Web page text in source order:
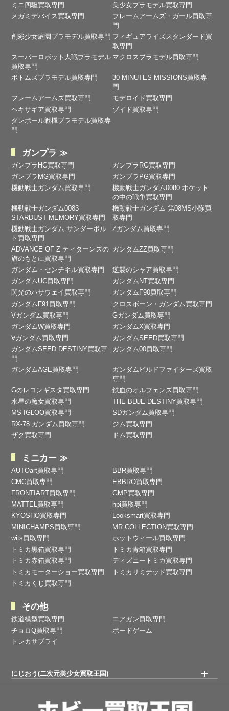
ミニ四駆買取専門
美少女プラモデル買取専門
メガミデバイス買取専門
フレームアームズ・ガール買取専
門
創彩少女庭園プラモデル買取専門 フィギュアライズスタンダード買
取専門
スーパーロボット大戦プラモデル
買取専門
マクロスプラモデル買取専門
ボトムズプラモデル買取専門
30 MINUTES MISSIONS買取専
門
フレームアームズ買取専門
モデロイド買取専門
ヘキサギア買取専門
ゾイド買取専門
ダンボール戦機プラモデル買取専
門
ガンプラ ≫
ガンプラHG買取専門
ガンプラRG買取専門
ガンプラMG買取専門
ガンプラPG買取専門
機動戦士ガンダム買取専門
機動戦士ガンダム0080 ポケット
の中の戦争買取専門
機動戦士ガンダム0083
STARDUST MEMORY買取専門
機動戦士ガンダム 第08MS小隊買
取専門
機動戦士ガンダム サンダーボル
ト買取専門
Zガンダム買取専門
ADVANCE OF Ζ ティターンズの
旗のもとに買取専門
ガンダムZZ買取専門
ガンダム・センチネル買取専門
逆襲のシャア買取専門
ガンダムUC買取専門
ガンダムNT買取専門
閃光のハサウェイ買取専門
ガンダムF90買取専門
ガンダムF91買取専門
クロスボーン・ガンダム買取専門
Vガンダム買取専門
Gガンダム買取専門
ガンダムW買取専門
ガンダムX買取専門
∀ガンダム買取専門
ガンダムSEED買取専門
ガンダムSEED DESTINY買取専
門
ガンダム00買取専門
ガンダムAGE買取専門
ガンダムビルドファイターズ買取
専門
Gのレコンギスタ買取専門
鉄血のオルフェンズ買取専門
水星の魔女買取専門
THE BLUE DESTINY買取専門
MS IGLOO買取専門
SDガンダム買取専門
RX-78 ガンダム買取専門
ジム買取専門
ザク買取専門
ドム買取専門
ミニカー ≫
AUTOart買取専門
BBR買取専門
CMC買取専門
EBBRO買取専門
FRONTIART買取専門
GMP買取専門
MATTEL買取専門
hpi買取専門
KYOSHO買取専門
Looksmart買取専門
MINICHAMPS買取専門
MR COLLECTION買取専門
wits買取専門
ホットウィール買取専門
トミカ黒箱買取専門
トミカ青箱買取専門
トミカ赤箱買取専門
ディズニートミカ買取専門
トミカモーターショー買取専門
トミカリミテッド買取専門
トミカくじ買取専門
その他
鉄道模型買取専門
エアガン買取専門
チョロQ買取専門
ボードゲーム
トレカサプライ
にじおう(二次元美少女買取王国)